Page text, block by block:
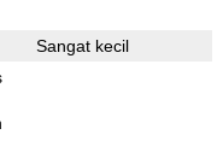
Sangat kecil